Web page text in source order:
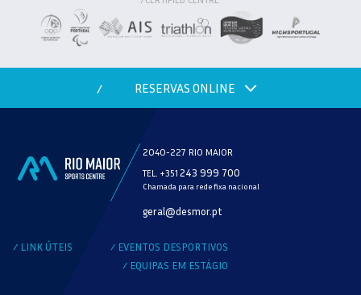
/ RESERVAS ONLINE
2040-227 RIO MAIOR
TEL. +351 243 999 700
Chamada para rede fixa nacional
geral@desmor.pt
/ LINK ÚTEIS / EVENTOS DESPORTIVOS
/ EQUIPAS EM ESTÁGIO